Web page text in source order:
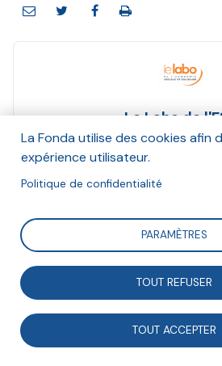
Le Labo de
Et Fatima Bellaredj, Charlotte
Xavier Demoures, Dominique
Peltier, Lucile
Suivre
À l’occasion de son assemblée
l’ESS a réuni le 5 juin 2025 les
La Fonda utilise des cookies afin
expérience utilisateur.
Politique de confidentialité
PARAMÈTRES
TOUT REFUSER
TOUT ACCEPTER